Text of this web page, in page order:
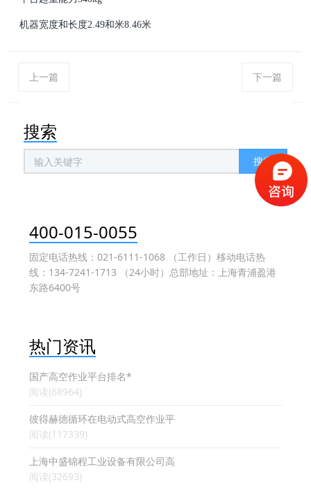
机器宽度和长度2.49和米8.46米
上一篇 下一篇
搜索
搜索
400-015-0055
固定电话热线：021-6111-1068 （工作日）移动电话热
线：134-7241-1713 （24小时）总部地址：上海青浦盈港
东路6400号
热门资讯
国产高空作业平台排名*
阅读(68964)
彼得赫德循环在电动式高空作业平
阅读(117339)
上海中盛锦程工业设备有限公司高
阅读(32693)